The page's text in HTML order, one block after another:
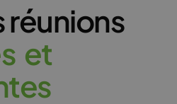
réunions
s et
tes